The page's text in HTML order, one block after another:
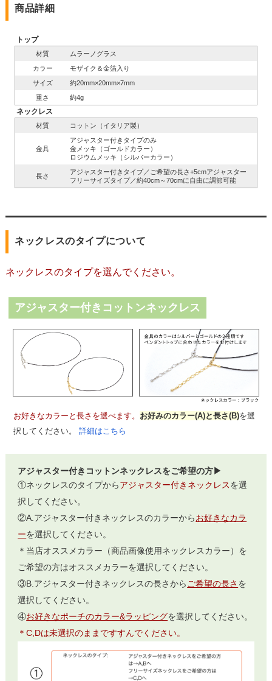
商品詳細
トップ
材質
ムラーノグラス
カラー
モザイク＆金箔入り
サイズ
約20mm×20mm×7mm
重さ
約4g
ネックレス
材質 コットン（イタリア製）
金具
アジャスター付きタイプのみ
金メッキ（ゴールドカラー）
ロジウムメッキ（シルバーカラー）
長さ
アジャスター付きタイプ／ご希望の長さ+5cmアジャスター
フリーサイズタイプ／約40cm～70cmに自由に調節可能
ネックレスのタイプについて
ネックレスのタイプを選んでください。
アジャスター付きコットンネックレス
お好きなカラーと長さを選べます。 お好みのカラー(A)と長さ(B)を選
択してください。 詳細はこちら
アジャスター付きコットンネックレスをご希望の方▶
①ネックレスのタイプから アジャスター付きネックレス を選
択してください。
②A.アジャスター付きネックレスのカラーから お好きなカラ
ーを選択してください。
＊当店オススメカラー（商品画像使用ネックレスカラー）を
ご希望の方はオススメカラーを選択してください。
③B.アジャスター付きネックレスの長さから ご希望の長さ を
選択してください。
④お好きなポーチのカラー&ラッピングを選択してください。
＊C,Dは未選択のままですすんでください。